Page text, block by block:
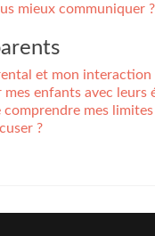
mieux communiquer ?
et mon interaction
enfants avec leurs
mes limites
?